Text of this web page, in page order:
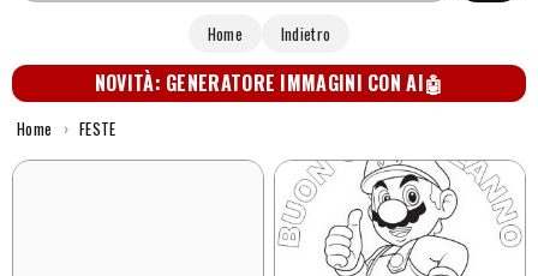
Home Indietro
NOVITÀ: GENERATORE IMMAGINI CON AI🤖
Home › FESTE